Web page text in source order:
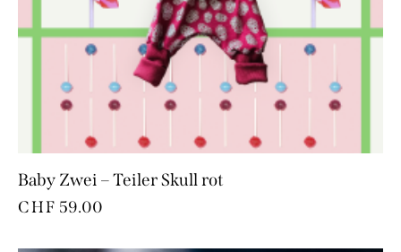
Baby Zwei – Teiler Skull rot
CHF 59.00